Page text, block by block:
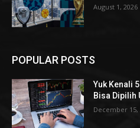
August 1, 2026
POPULAR POSTS
Yuk Kenali
Bisa Dipilih
December 15,